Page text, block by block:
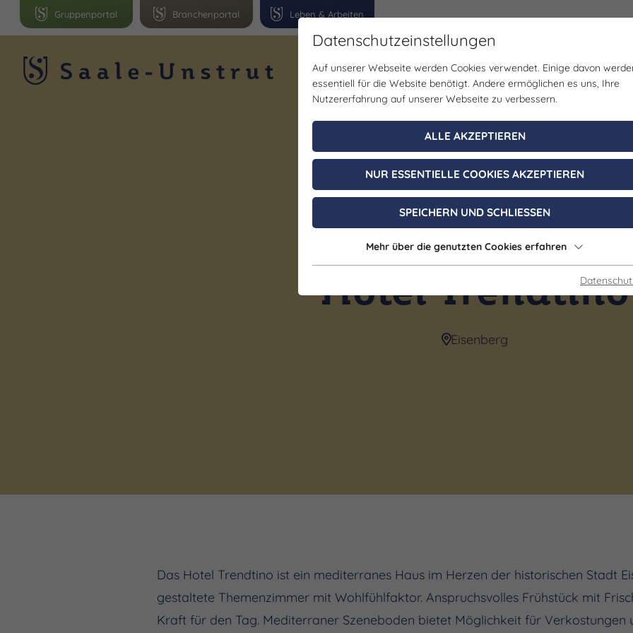
Leben & Arbeiten
Branchenportal
Gruppenportal
Region Erlebnisse Veranstaltungen Planen
Hotel Trendtino
Eisenberg
Das Hotel Trendtino ist ein mediterranes Haus im Herzen der historischen Stadt
gestaltete Themenzimmer mit Wohlfühlfaktor. Anspruchsvolles Frühstück mit
Kraft für den Tag. Mediterraner Szeneboden bietet Möglichkeit für Verkostungen
Datenschutzeinstellungen
Auf unserer Webseite werden Cookies verwendet. Einige davon
essentiell für die Website benötigt. Andere ermöglichen es uns, Ihre
Nutzererfahrung auf unserer Webseite zu verbessern.
ALLE AKZEPTIEREN
NUR ESSENTIELLE COOKIES AKZEPTIEREN
SPEICHERN UND SCHLIESSEN
Mehr über die genutzten Cookies erfahren